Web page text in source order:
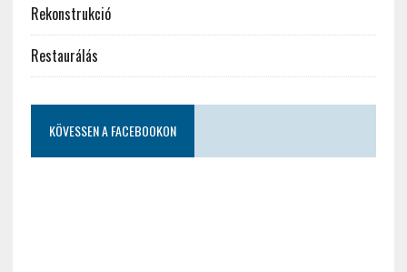
Rekonstrukció
Restaurálás
KÖVESSEN A FACEBOOKON